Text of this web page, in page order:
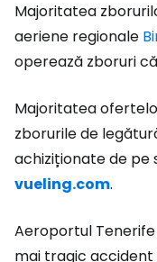
Majoritatea
aeriene regionale
operează zboruri
Majoritatea
zborurile de
achiziționate de pe
vueling.com.
Aeroportul
mai tragic accident